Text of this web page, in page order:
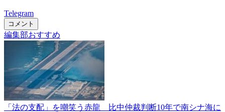
Telegram
コメント
編集部おすすめ
「法の支配」を嘲笑う赤龍 比中仲裁判断10年で南シナ海に